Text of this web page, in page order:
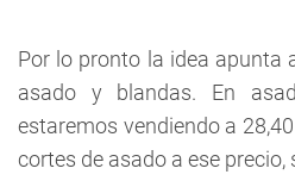
Por lo pronto la idea apunta
asado y blandas. En
estaremos vendiendo a
cortes de asado a ese precio,